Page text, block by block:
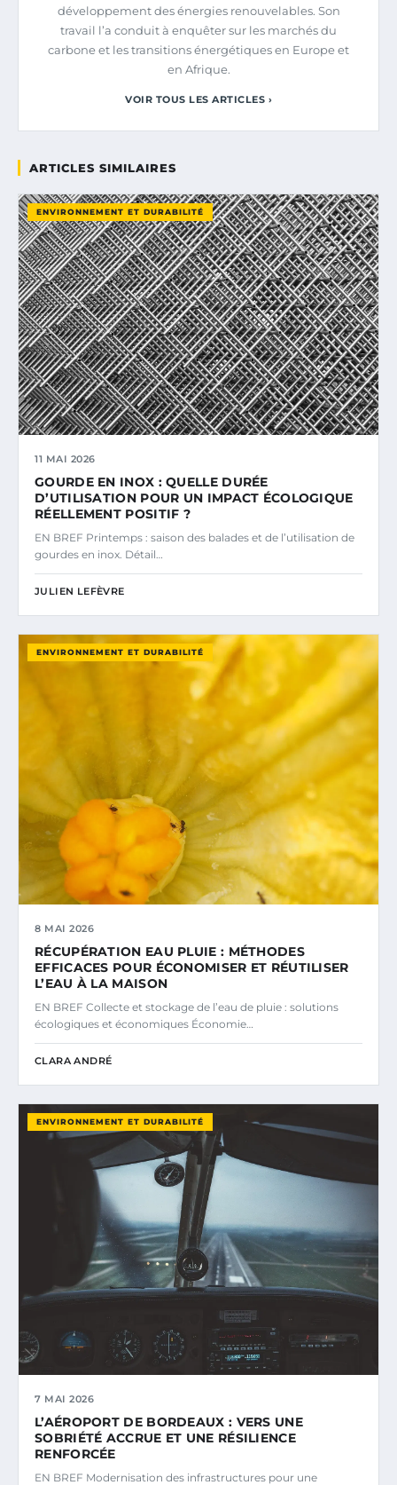
développement des énergies renouvelables. Son
travail l’a conduit à enquêter sur les marchés du
carbone et les transitions énergétiques en Europe et
en Afrique.
VOIR TOUS LES ARTICLES ›
ARTICLES SIMILAIRES
ENVIRONNEMENT ET DURABILITÉ
11 MAI 2026
GOURDE EN INOX : QUELLE DURÉE
D’UTILISATION POUR UN IMPACT ÉCOLOGIQUE
RÉELLEMENT POSITIF ?
EN BREF Printemps : saison des balades et de l’utilisation de
gourdes en inox. Détail…
JULIEN LEFÈVRE
ENVIRONNEMENT ET DURABILITÉ
8 MAI 2026
RÉCUPÉRATION EAU PLUIE : MÉTHODES
EFFICACES POUR ÉCONOMISER ET RÉUTILISER
L’EAU À LA MAISON
EN BREF Collecte et stockage de l’eau de pluie : solutions
écologiques et économiques Économie…
CLARA ANDRÉ
ENVIRONNEMENT ET DURABILITÉ
7 MAI 2026
L’AÉROPORT DE BORDEAUX : VERS UNE
SOBRIÉTÉ ACCRUE ET UNE RÉSILIENCE
RENFORCÉE
EN BREF Modernisation des infrastructures pour une